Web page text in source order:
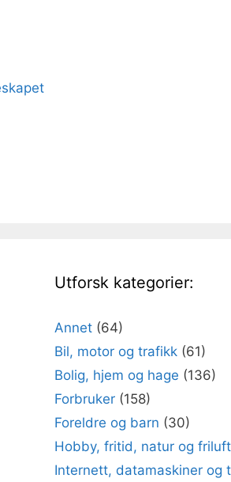
Utforsk kategorier:
Annet (64)
Bil, motor og trafikk (61)
Bolig, hjem og hage (136)
Forbruker (158)
Foreldre og barn (30)
Hobby, fritid, natur og
Internett, datamaskiner og